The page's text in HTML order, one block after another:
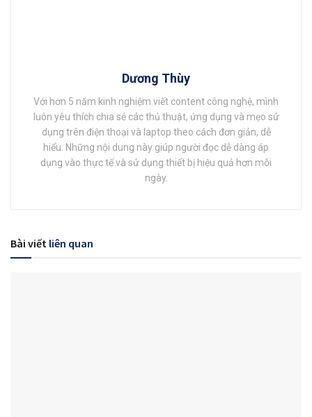
Dương Thùy
Với hơn 5 năm kinh nghiệm viết content công nghệ, mình
luôn yêu thích chia sẻ các thủ thuật, ứng dụng và mẹo sử
dụng trên điện thoại và laptop theo cách đơn giản, dễ
hiểu. Những nội dung này giúp người đọc dễ dàng áp
dụng vào thực tế và sử dụng thiết bị hiệu quả hơn mỗi
ngày.
Bài viết liên quan